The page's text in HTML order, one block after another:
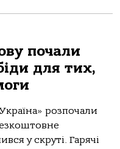
почали
для тих,
розпочали
у скруті. Гарячі